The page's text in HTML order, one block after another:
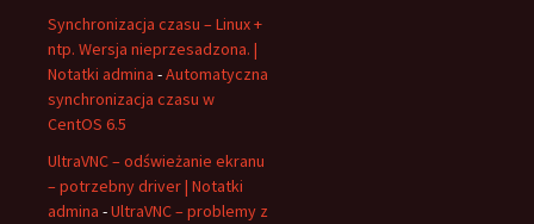
Synchronizacja czasu – Linux +
ntp. Wersja nieprzesadzona. |
Notatki admina -Automatyczna
synchronizacja czasu w
CentOS 6.5
UltraVNC – odświeżanie ekranu
– potrzebny driver | Notatki
admina -UltraVNC – problemy z